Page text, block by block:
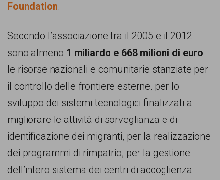
Foundation.
Secondo l’associazione tra il 2005 e il 2012
sono almeno 1 miliardo e 668 milioni di euro
le risorse nazionali e comunitarie stanziate per
il controllo delle frontiere esterne, per lo
sviluppo dei sistemi tecnologici finalizzati a
migliorare le attività di sorveglianza e di
identificazione dei migranti, per la realizzazione
dei programmi di rimpatrio, per la gestione
dell’intero sistema dei centri di accoglienza